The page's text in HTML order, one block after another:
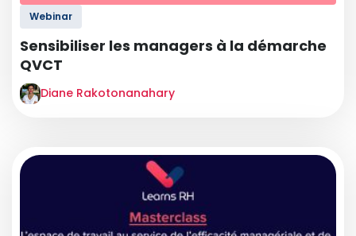
Webinar
Sensibiliser les managers à la démarche
QVCT
Diane Rakotonanahary